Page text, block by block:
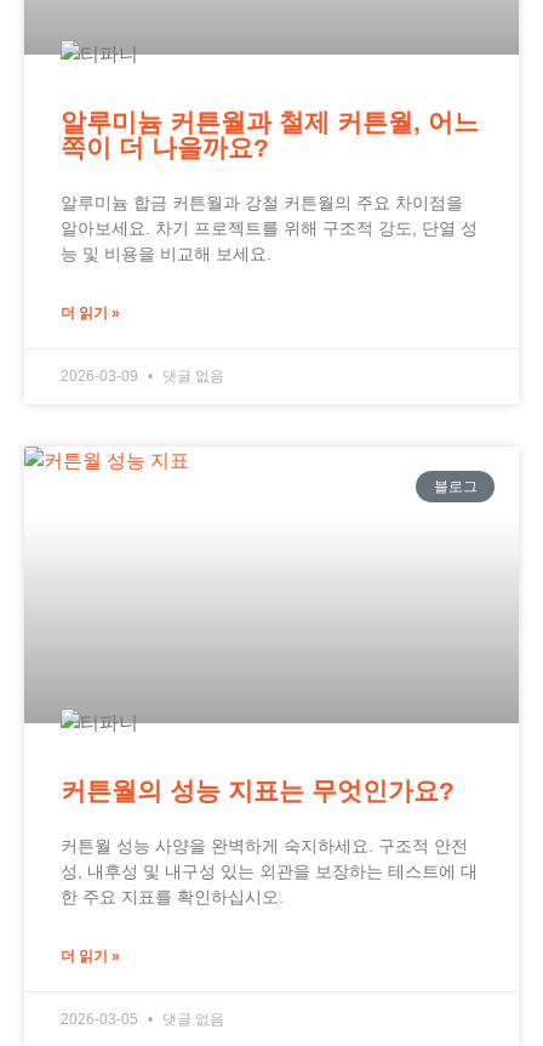
알루미늄 커튼월과 철제 커튼월, 어느
쪽이 더 나을까요?
알루미늄 합금 커튼월과 강철 커튼월의 주요 차이점을
알아보세요. 차기 프로젝트를 위해 구조적 강도, 단열 성
능 및 비용을 비교해 보세요.
더 읽기 »
2026-03-09 댓글 없음
블로그
커튼월의 성능 지표는 무엇인가요?
커튼월 성능 사양을 완벽하게 숙지하세요. 구조적 안전
성, 내후성 및 내구성 있는 외관을 보장하는 테스트에 대
한 주요 지표를 확인하십시오.
더 읽기 »
2026-03-05 댓글 없음